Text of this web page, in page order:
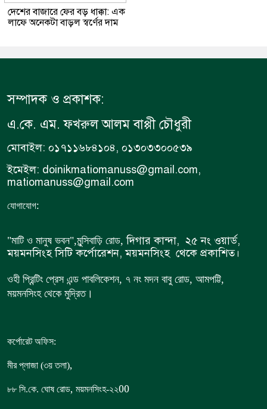
দেশের বাজারে ফের বড় ধাক্কা: এক
লাফে অনেকটা বাড়ল স্বর্ণের দাম
সম্পাদক ও প্রকাশক:
এ.কে. এম. ফখরুল আলম বাপ্পী চৌধুরী
মোবাইল: ০১৭১১৬৮৪১০৪, ০১৩০৩৩০০৫৩৯
ইমেইল: doinikmatiomanuss@gmail.com,
matiomanuss@gmail.com
যোগাযোগ:
"মাটি ও মানুষ ভবন",মুন্সিবাড়ি রোড, দিগার কান্দা, ২৫ নং ওয়ার্ড,
ময়মনসিংহ সিটি কর্পোরেশন, ময়মনসিংহ থেকে প্রকাশিত।
ওহী প্রিন্টিং প্রেস এন্ড পাবলিকেশন, ৭ নং মদন বাবু রোড, আমপট্টি,
ময়মনসিংহ থেকে মুদ্রিত।
কর্পোরেট অফিস:
মীর প্লাজা (৩য় তলা),
৮৮ সি.কে. ঘোষ রোড, ময়মনসিংহ-২২00